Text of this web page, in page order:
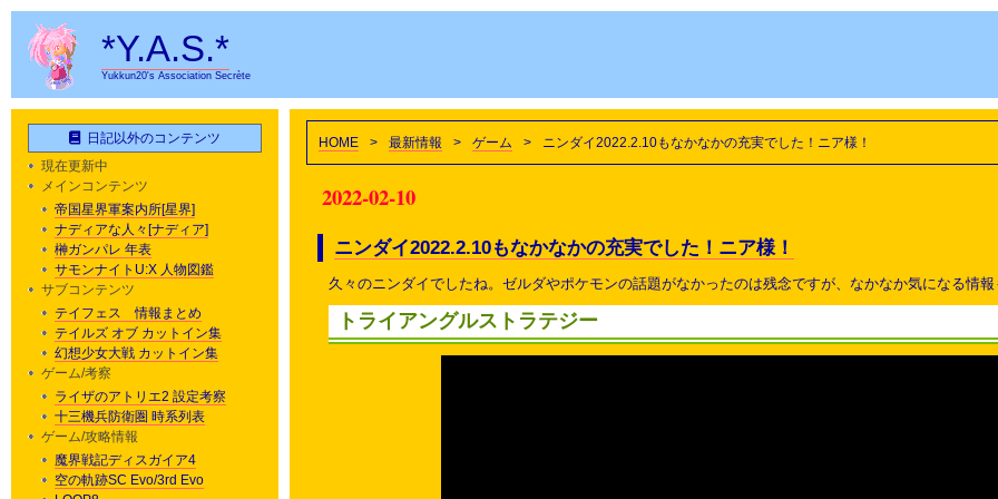
*Y.A.S.*
Yukkun20's Association Secrète
HOME > 最新情報 > ゲーム > ニンダイ2022.2.10もなかなかの充実でした！ニア様！
2022-02-10
ニンダイ2022.2.10もなかなかの充実でした！ニア様！
久々のニンダイでしたね。ゼルダやポケモンの話題がなかったのは残念ですが、なかなか気になる情報
トライアングルストラテジー
日記以外のコンテンツ
現在更新中
メインコンテンツ
帝国星界軍案内所[星界]
ナディアな人々[ナディア]
榊ガンパレ 年表
サモンナイトU:X 人物図鑑
サブコンテンツ
テイフェス 情報まとめ
テイルズ オブ カットイン集
幻想少女大戦 カットイン集
ゲーム/考察
ライザのアトリエ2 設定考察
十三機兵防衛圏 時系列表
ゲーム/攻略情報
魔界戦記ディスガイア4
空の軌跡SC Evo/3rd Evo